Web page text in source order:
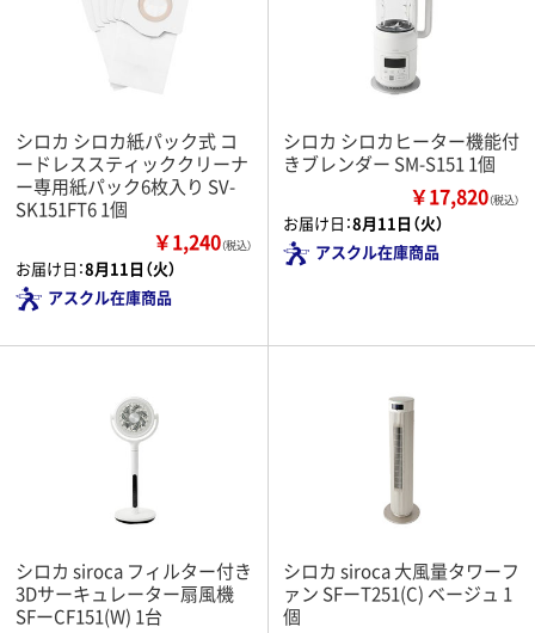
シロカ シロカ紙パック式 コ
ードレススティッククリーナ
ー専用紙パック6枚入り SV-
SK151FT6 1個
￥1,240（税込）
お届け日：8月11日（火）
アスクル在庫商品
シロカ シロカヒーター機能付
きブレンダー SM-S151 1個
￥17,820（税込）
お届け日：8月11日（火）
アスクル在庫商品
シロカ siroca フィルター付き
3Dサーキュレーター扇風機
SFーCF151(W) 1台
シロカ siroca 大風量タワーフ
ァン SFーT251(C) ベージュ 1
個